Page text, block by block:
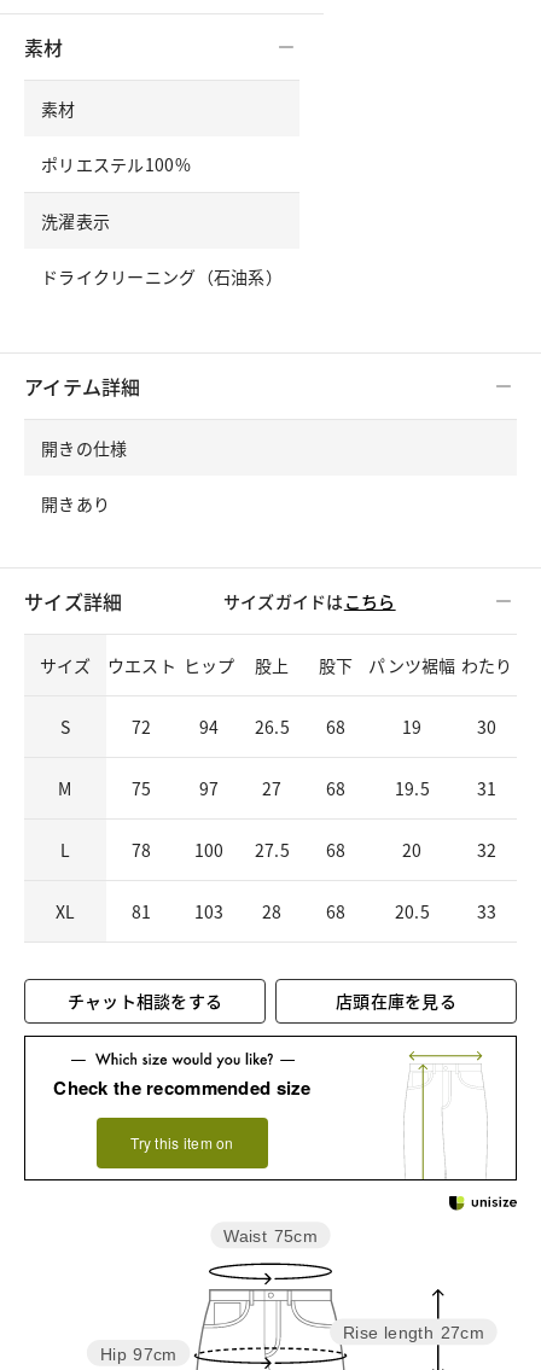
素材
素材
ポリエステル100%
洗濯表示
ドライクリーニング（石油系）
アイテム詳細
開きの仕様
開きあり
サイズ詳細 サイズガイドは こちら
サイズ ウエスト ヒップ 股上 股下 パンツ裾幅 わたり
S 72 94 26.5 68 19 30
M 75 97 27 68 19.5 31
L 78 100 27.5 68 20 32
XL 81 103 28 68 20.5 33
チャット相談をする 店頭在庫を見る
Check the recommended size
Try this item on
Rise length 27cm
Hip 97cm
Waist 75cm